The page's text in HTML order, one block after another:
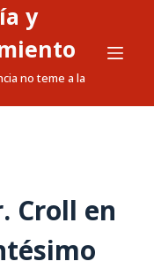
y
no teme a la
Croll en